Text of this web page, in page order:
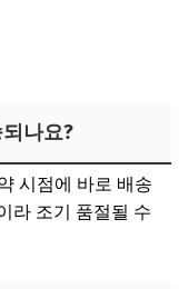
나요?
시점에 바로 배송
라 조기 품절될 수